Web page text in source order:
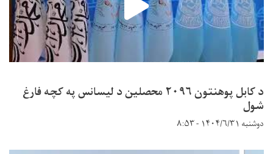
د کابل پوهنتون ۲۰۹۶ محصلین د لیسانس په کچه فارغ
شول
دوشنبه ۱۴۰۴/۶/۳۱ - ۸:۵۳